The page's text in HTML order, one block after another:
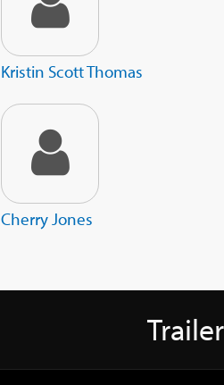
Kristin Scott Thomas
Cherry Jones
Trailer